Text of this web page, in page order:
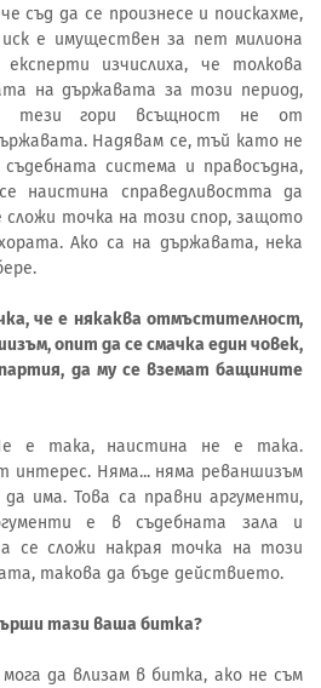
съд да се произнесе и поискахме,
е имуществен за пет милиона
изчислиха, че толкова
на държавата за този период,
тези гори всъщност не от
Надявам се, тъй като не
система и правосъдна,
наистина справедливостта да
сложи точка на този спор, защото
Ако са на държавата, нека
че е някаква отмъстителност,
опит да се смачка един човек,
да му се вземат бащините
е така, наистина не е така.
интерес. Няма... няма реваншизъм
има. Това са правни аргументи,
е в съдебната зала и
се сложи накрая точка на този
такова да бъде действието.
тази ваша битка?
да влизам в битка, ако не съм